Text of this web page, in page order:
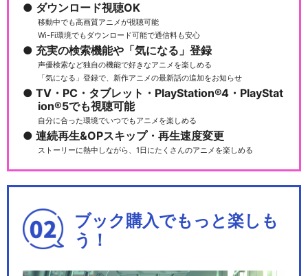
ダウンロード視聴OK
移動中でも高画質アニメが視聴可能
Wi-Fi環境でもダウンロード可能で通信料も安心
充実の検索機能や「気になる」登録
声優検索など独自の機能で好きなアニメを楽しめる
「気になる」登録で、新作アニメの最新話の追加をお知らせ
TV・PC・タブレット・PlayStation®4・PlayStat
ion®5でも視聴可能
自分に合った環境でいつでもアニメを楽しめる
連続再生&OPスキップ・再生速度変更
ストーリーに熱中しながら、1日にたくさんのアニメを楽しめる
ブック購入でもっと楽しも
う！